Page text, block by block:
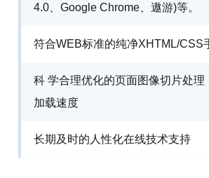
4.0、Google Chrome、遨游)等。
符合WEB标准的纯净XHTML/CSS
科 学合理优化的页面图像切片处理
加载速度
长期及时的人性化在线技术支持